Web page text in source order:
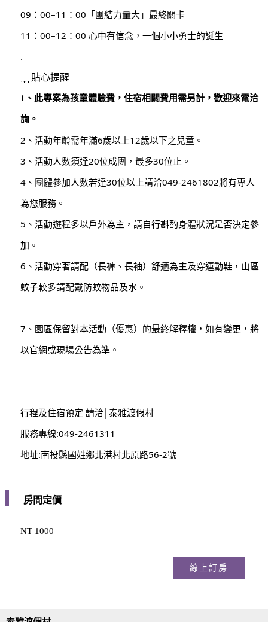
09：00–11：00「團結力量大」最終關卡
11：00–12：00 心中有信念，一個小小勇士的誕生
.
貼心提醒
1、此專案為孩童體驗費，住宿相關費用需另計，歡迎來電洽
詢。
2、活動年齡需年滿6歲以上12歲以下之兒童。
3、活動人數須達20位成團，最多30位止。
4、團體參加人數若達30位以上請洽049-2461802將有專人
為您服務。
5、活動遊程多以戶外為主，請自行斟酌身體狀況是否決定參
加。
6、活動穿著請配（長褲、長袖）舒適為主及穿運動鞋，山區
蚊子較多請配戴防蚊物品及水。
7、園區保留對本活動（優惠）的最終解釋權，如有變更，將
以官網或現場公告為準。
行程及住宿預定 請洽│泰雅渡假村
服務專線:049-2461311
地址:南投縣國姓鄉北港村北原路56-2號
房間定價
NT 1000
線上訂房